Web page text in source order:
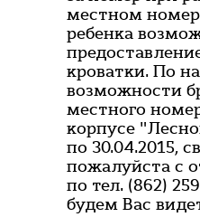
местном
ребенка
кроватки. По
возможности
местного
корпусе
по 30.04.2015,
пожалуйста с
по тел. (862)
будем Вас